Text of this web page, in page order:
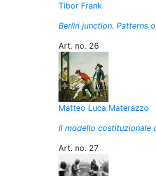
Tibor Frank
Berlin junction. Patterns
Art. no. 26
Matteo Luca Materazzo
Il modello costituzionale
Art. no. 27